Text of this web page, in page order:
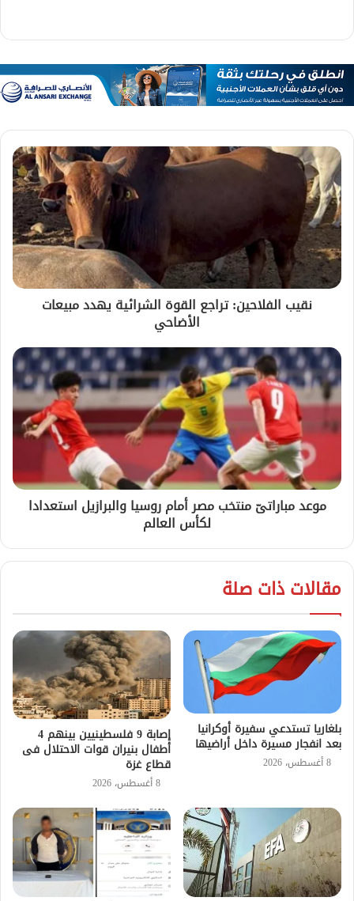
نقيب الفلاحين: تراجع القوة الشرائية يهدد مبيعات
الأضاحي
موعد مباراتىّ منتخب مصر أمام روسيا والبرازيل استعدادا
لكأس العالم
مقالات ذات صلة
بلغاريا تستدعي سفيرة أوكرانيا
بعد انفجار مسيرة داخل أراضيها
8 أغسطس، 2026
إصابة 9 فلسطينيين بينهم 4
أطفال بنيران قوات الاحتلال فى
قطاع غزة
8 أغسطس، 2026